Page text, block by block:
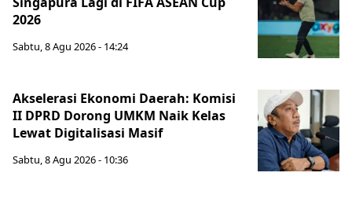
2026
Sabtu, 8 Agu 2026 - 14:24
Akselerasi Ekonomi Daerah: Komisi
II DPRD Dorong UMKM Naik Kelas
Lewat Digitalisasi Masif
Sabtu, 8 Agu 2026 - 10:36